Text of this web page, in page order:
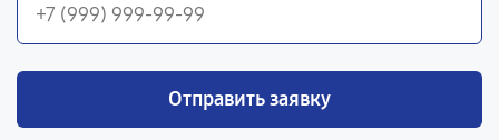
Отправить заявку